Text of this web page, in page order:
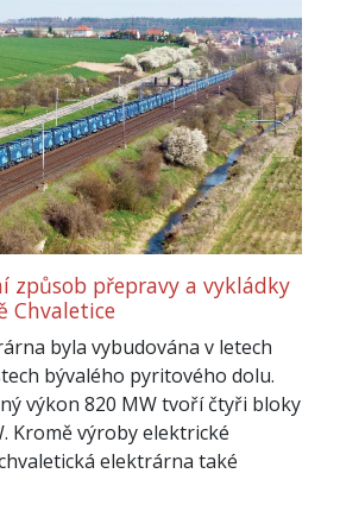
způsob přepravy a vykládky
Chvaletice
byla vybudována v letech
bývalého pyritového dolu.
výkon 820 MW tvoří čtyři bloky
Kromě výroby elektrické
elektrárna také